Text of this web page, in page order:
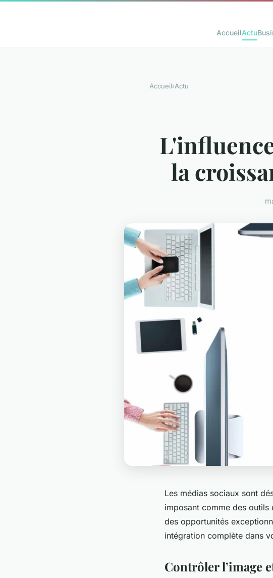
AccueilActu
Accueil›Actu
la
Les médias sociaux sont
imposant comme des
des opportunités
intégration complète dans
Contrôler l’image